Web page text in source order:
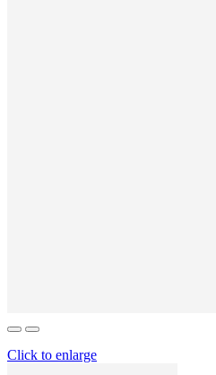
Click to enlarge